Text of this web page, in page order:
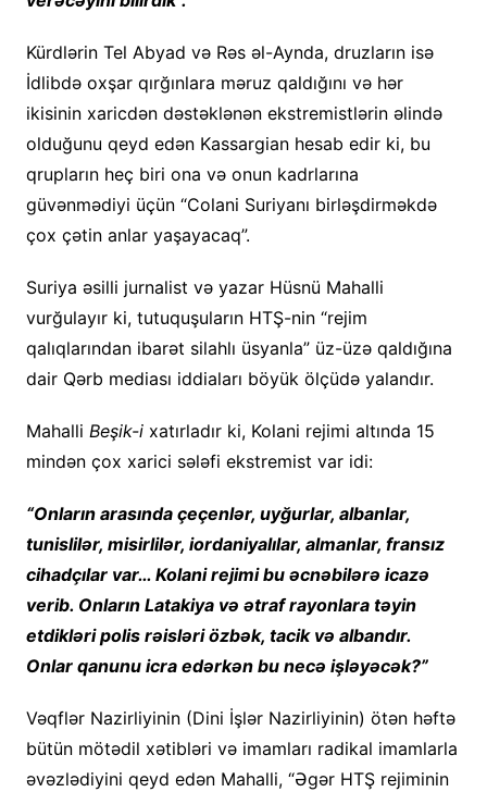
Kürdlərin Tel Abyad və Rəs əl-Aynda, druzların isə
İdlibdə oxşar qırğınlara məruz qaldığını və hər
ikisinin xaricdən dəstəklənən ekstremistlərin əlində
olduğunu qeyd edən Kassargian hesab edir ki, bu
qrupların heç biri ona və onun kadrlarına
güvənmədiyi üçün “Colani Suriyanı birləşdirməkdə
çox çətin anlar yaşayacaq”.
Suriya əsilli jurnalist və yazar Hüsnü Mahalli
vurğulayır ki, tutuquşuların HTŞ-nin “rejim
qalıqlarından ibarət silahlı üsyanla” üz-üzə qaldığına
dair Qərb mediası iddiaları böyük ölçüdə yalandır.
Mahalli Beşik-ixatırladır ki, Kolani rejimi altında 15
mindən çox xarici sələfi ekstremist var idi:
“Onların arasında çeçenlər, uyğurlar, albanlar,
tunislilər, misirlilər, iordaniyalılar, almanlar, fransız
cihadçılar var… Kolani rejimi bu əcnəbilərə icazə
verib. Onların Latakiya və ətraf rayonlara təyin
etdikləri polis rəisləri özbək, tacik və albandır.
Onlar qanunu icra edərkən bu necə işləyəcək?”
Vəqflər Nazirliyinin (Dini İşlər Nazirliyinin) ötən həftə
bütün mötədil xətibləri və imamları radikal imamlarla
əvəzlədiyini qeyd edən Mahalli, “Əgər HTŞ rejiminin